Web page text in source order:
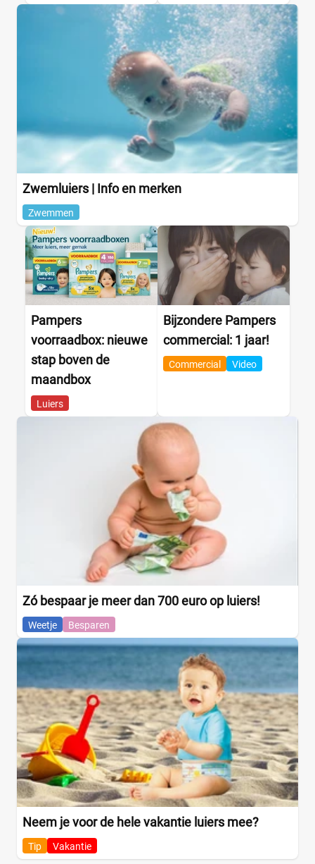
Zwemluiers | Info en merken
Zwemmen
Pampers
voorraadbox: nieuwe
stap boven de
maandbox
Luiers
Bijzondere Pampers
commercial: 1 jaar!
Commercial Video
Zó bespaar je meer dan 700 euro op luiers!
Weetje Besparen
Neem je voor de hele vakantie luiers mee?
Tip Vakantie